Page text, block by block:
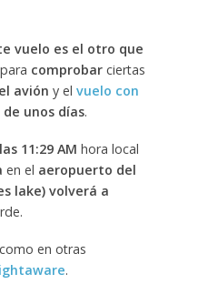
vuelo es el otro que
comprobar ciertas
avión y el vuelo con
unos días.
11:29 AM hora local
en el aeropuerto del
lake) volverá a
como en otras
.